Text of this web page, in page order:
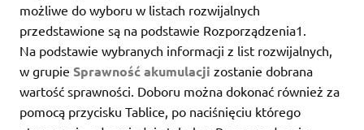
możliwe do wyboru w listach rozwijalnych
przedstawione są na podstawie Rozporządzenia1.
Na podstawie wybranych informacji z list rozwijalnych,
w grupie Sprawność akumulacji zostanie dobrana
wartość sprawności. Doboru można dokonać również za
pomocą przycisku Tablice, po naciśnięciu którego